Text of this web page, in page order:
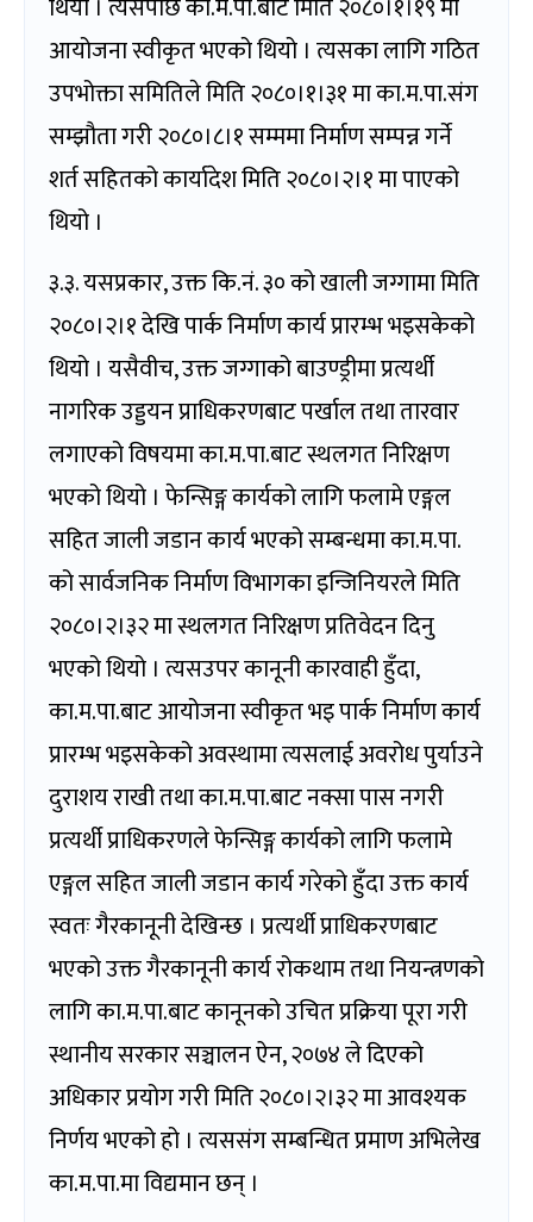
आयोजना स्वीकृत भएको थियो । त्यसका लागि गठित
उपभोक्ता समितिले मिति २०८०।१।३१ मा का.म.पा.संग
सम्झौता गरी २०८०।८।१ सम्ममा निर्माण सम्पन्न गर्ने
शर्त सहितको कार्यादेश मिति २०८०।२।१ मा पाएको
थियो ।
३.३. यसप्रकार, उक्त कि.नं. ३० को खाली जग्गामा मिति
२०८०।२।१ देखि पार्क निर्माण कार्य प्रारम्भ भइसकेको
थियो । यसैवीच, उक्त जग्गाको बाउण्ड्रीमा प्रत्यर्थी
नागरिक उड्डयन प्राधिकरणबाट पर्खाल तथा तारवार
लगाएको विषयमा का.म.पा.बाट स्थलगत निरिक्षण
भएको थियो । फेन्सिङ्ग कार्यको लागि फलामे एङ्गल
सहित जाली जडान कार्य भएको सम्बन्धमा का.म.पा.
को सार्वजनिक निर्माण विभागका इन्जिनियरले मिति
२०८०।२।३२ मा स्थलगत निरिक्षण प्रतिवेदन दिनु
भएको थियो । त्यसउपर कानूनी कारवाही हुँदा,
का.म.पा.बाट आयोजना स्वीकृत भइ पार्क निर्माण कार्य
प्रारम्भ भइसकेको अवस्थामा त्यसलाई अवरोध पुर्याउने
दुराशय राखी तथा का.म.पा.बाट नक्सा पास नगरी
प्रत्यर्थी प्राधिकरणले फेन्सिङ्ग कार्यको लागि फलामे
एङ्गल सहित जाली जडान कार्य गरेको हुँदा उक्त कार्य
स्वतः गैरकानूनी देखिन्छ । प्रत्यर्थी प्राधिकरणबाट
भएको उक्त गैरकानूनी कार्य रोकथाम तथा नियन्त्रणको
लागि का.म.पा.बाट कानूनको उचित प्रक्रिया पूरा गरी
स्थानीय सरकार सञ्चालन ऐन, २०७४ ले दिएको
अधिकार प्रयोग गरी मिति २०८०।२।३२ मा आवश्यक
निर्णय भएको हो । त्यससंग सम्बन्धित प्रमाण अभिलेख
का.म.पा.मा विद्यमान छन् ।